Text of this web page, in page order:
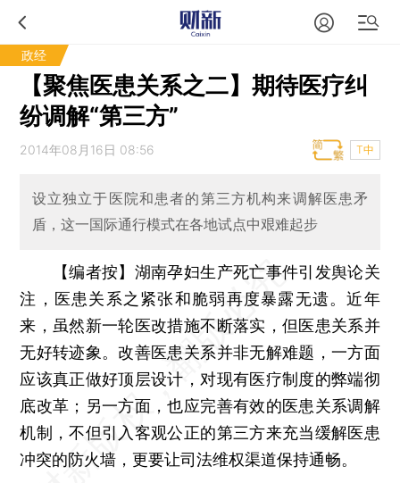
政经
【聚焦医患关系之二】期待医疗纠
纷调解“第三方”
2014年08月16日 08:56 T中
设立独立于医院和患者的第三方机构来调解医患矛
盾，这一国际通行模式在各地试点中艰难起步
【编者按】湖南孕妇生产死亡事件引发舆论关
注，医患关系之紧张和脆弱再度暴露无遗。近年
来，虽然新一轮医改措施不断落实，但医患关系并
无好转迹象。改善医患关系并非无解难题，一方面
应该真正做好顶层设计，对现有医疗制度的弊端彻
底改革；另一方面，也应完善有效的医患关系调解
机制，不但引入客观公正的第三方来充当缓解医患
冲突的防火墙，更要让司法维权渠道保持通畅。